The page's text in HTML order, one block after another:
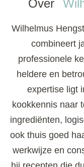
Over
Wilhelmus
combineert
professionele
heldere en
expertise ligt
kookkennis naar
ingrediënten,
ook thuis goed
werkwijze en